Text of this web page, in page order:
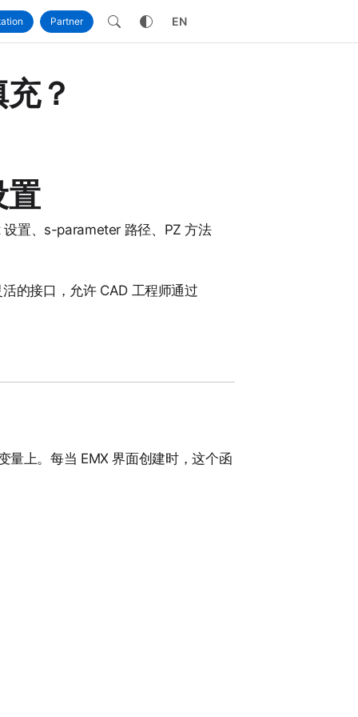
Partner EN
？
置
置、s-parameter 路径、PZ 方法
的接口，允许 CAD 工程师通过
量上。每当 EMX 界面创建时，这个函